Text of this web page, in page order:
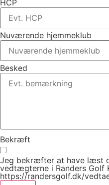
HCP
Nuværende hjemmeklub
Besked
Bekræft
Jeg bekræfter at have læst
vedtægterne i Randers Golf
https://randersgolf.dk/